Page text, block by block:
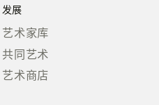
发展
艺术家库
共同艺术
艺术商店